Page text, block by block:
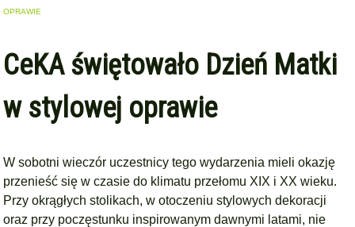
OPRAWIE
CeKA świętowało Dzień Matki
w stylowej oprawie
W sobotni wieczór uczestnicy tego wydarzenia mieli okazję
przenieść się w czasie do klimatu przełomu XIX i XX wieku.
Przy okrągłych stolikach, w otoczeniu stylowych dekoracji
oraz przy poczęstunku inspirowanym dawnymi latami, nie